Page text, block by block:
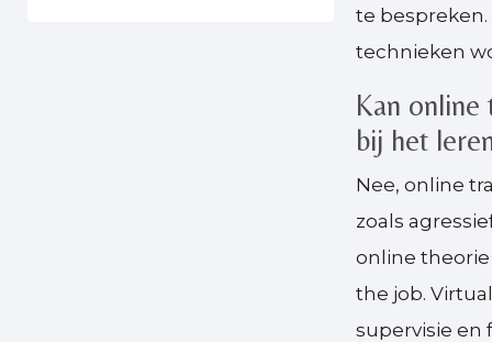
te
technieken
Kan online
bij het
Nee, online
zoals
online
the job.
supervisie en